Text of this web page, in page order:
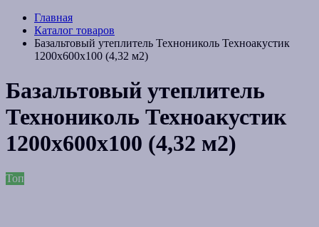
Главная
Каталог товаров
Базальтовый утеплитель Технониколь Техноакустик
1200х600х100 (4,32 м2)
Базальтовый утеплитель
Технониколь Техноакустик
1200х600х100 (4,32 м2)
Топ